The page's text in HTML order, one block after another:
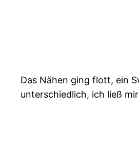
Das Nähen ging flott, ein
unterschiedlich, ich ließ